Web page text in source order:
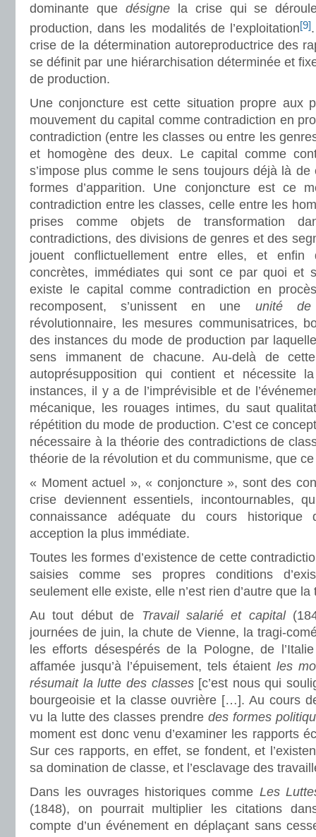
dominante que désignela crise qui se
production, dans les modalités de l’exploitation[9]
crise de la détermination autoreproductrice des
se définit par une hiérarchisation déterminée et
de production.
Une conjoncture est cette situation propre aux
mouvement du capital comme contradiction en
contradiction (entre les classes ou entre les
et homogène des deux. Le capital comme
s’impose plus comme le sens toujours déjà là
formes d’apparition. Une conjoncture est ce
contradiction entre les classes, celle entre les
prises comme objets de transformation
contradictions, des divisions de genres et des
jouent conflictuellement entre elles, et enfin
concrètes, immédiates qui sont ce par quoi et
existe le capital comme contradiction en
recomposent, s’unissent en une unité de
révolutionnaire, les mesures communisatrices,
des instances du mode de production par
sens immanent de chacune. Au-delà de
autoprésupposition qui contient et nécessite
instances, il y a de l’imprévisible et de
mécanique, les rouages intimes, du saut
répétition du mode de production. C’est ce
nécessaire à la théorie des contradictions de
théorie de la révolution et du communisme, que
« Moment actuel », « conjoncture », sont des
crise deviennent essentiels, incontournables,
connaissance adéquate du cours
acception la plus immédiate.
Toutes les formes d’existence de cette
saisies comme ses propres conditions
seulement elle existe, elle n’est rien d’autre que
Au tout début de Travail salarié et capital
journées de juin, la chute de Vienne, la tragi-
les efforts désespérés de la Pologne, de
affamée jusqu’à l’épuisement, tels étaient les
résumait la lutte des classes[c’est nous qui
bourgeoisie et la classe ouvrière […]. Au cours
vu la lutte des classes prendre des formes
moment est donc venu d’examiner les rapports
Sur ces rapports, en effet, se fondent, et
sa domination de classe, et l’esclavage des
Dans les ouvrages historiques comme Les
(1848), on pourrait multiplier les citations
compte d’un événement en déplaçant sans